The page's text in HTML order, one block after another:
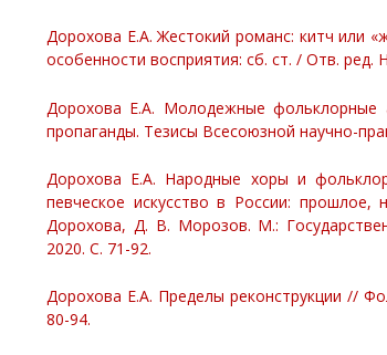
Дорохова Е.А. Жестокий романс: китч или
особенности восприятия: сб. ст. / Отв. ред.
Дорохова Е.А. Молодежные фольклорные
пропаганды. Тезисы Всесоюзной научно-
Дорохова Е.А. Народные хоры и
певческое искусство в России:
Дорохова, Д. В. Морозов. М.:
2020. С. 71-92.
Дорохова Е.А. Пределы реконструкции //
80-94.